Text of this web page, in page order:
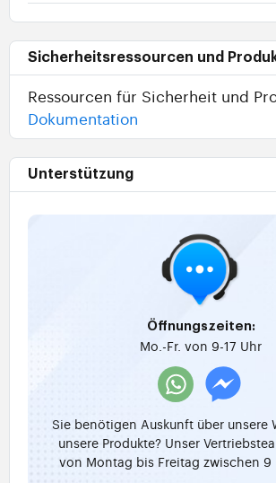
Sicherheitsressourcen und
Ressourcen für Sicherheit und
Dokumentation
Unterstützung
Öffnungszeiten:
Mo.-Fr. von 9-17 Uhr
Sie benötigen Auskunft über unsere
unsere Produkte? Unser
von Montag bis Freitag zwischen 9